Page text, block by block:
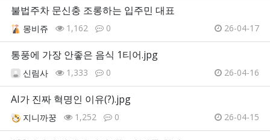
불법주차 문신충 조롱하는 입주민 대표
몽비쥬 1,162 0 26-04-17
통풍에 가장 안좋은 음식 1티어.jpg
신림사 1,333 0 26-04-16
AI가 진짜 혁명인 이유(?).jpg
지니까꿍 1,252 0 26-04-15